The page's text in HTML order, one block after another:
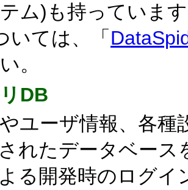
ム)も持っていま
いては、「
。
DB
ユーザ情報、各
れたデータベー
る開発時のログ